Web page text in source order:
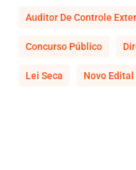
Auditor De Controle
Concurso Público
Lei Seca Novo Edital